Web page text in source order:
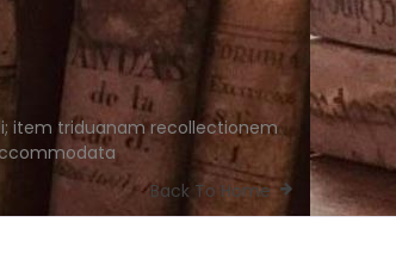
item triduanam recollectionem
Back To Home